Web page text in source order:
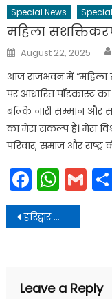
Special News
महिला
Posted
on
August 22, 2025
आज राजभवन में
पर आधारित पॉडकास्ट
बल्कि नारी सम्मान और
का मेरा संकल्प है। मेरा
परिवार, समाज और
Post
navigation
हरिद्वार जिले के समस्त सीएलएफ पदाधिकारियों का ग्रामोत्थान परियोजना द्वारा अल्मोड़ा जिले में शैक्षिक भ्रमण सम्पन्न
Leave a Reply